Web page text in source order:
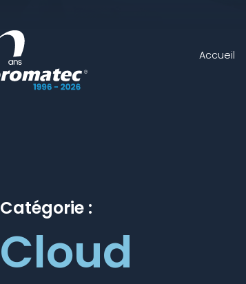
Accueil
Catégorie :
Cloud